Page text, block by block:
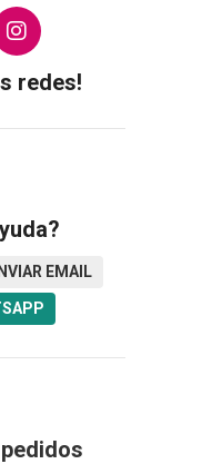
redes!
EMAIL